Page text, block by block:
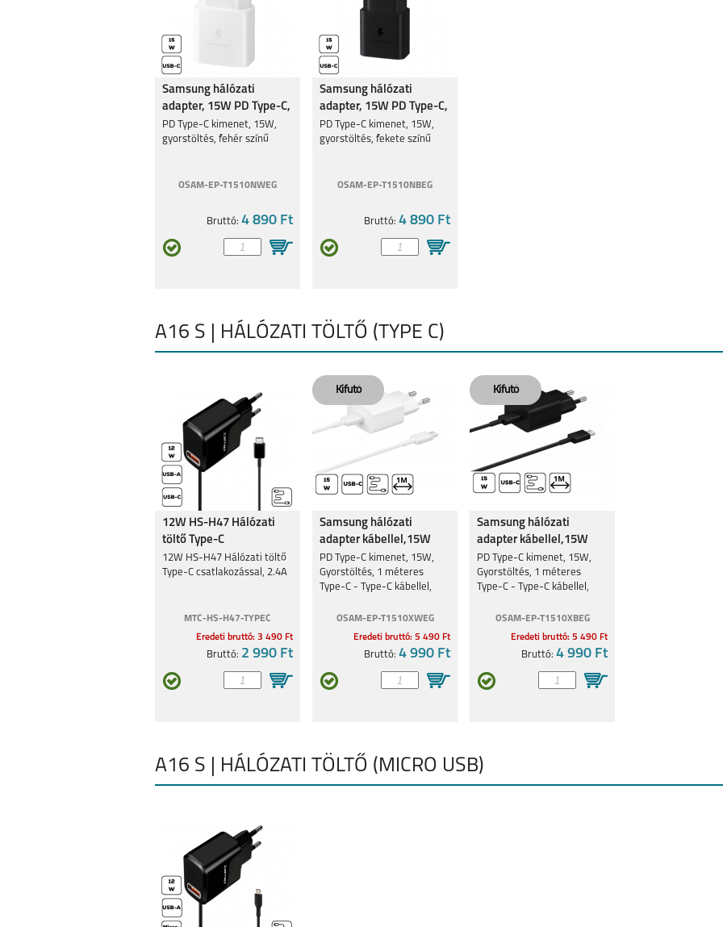
Samsung hálózati
adapter, 15W PD Type-C,
Fehér
PD Type-C kimenet, 15W,
gyorstöltés, fehér színű
OSAM-EP-T1510NWEG
Bruttó: 4 890 Ft
Samsung hálózati
adapter, 15W PD Type-C,
Fekete
PD Type-C kimenet, 15W,
gyorstöltés, fekete színű
OSAM-EP-T1510NBEG
Bruttó: 4 890 Ft
A16 S | HÁLÓZATI TÖLTŐ (TYPE C)
12W HS-H47 Hálózati
töltő Type-C
csatlakozó,2.4A
12W HS-H47 Hálózati töltő
Type-C csatlakozással, 2.4A
MTC-HS-H47-TYPEC
Eredeti bruttó: 3 490 Ft
Bruttó: 2 990 Ft
Samsung hálózati
adapter kábellel,15W
PD Type-C kimenet, 15W,
Gyorstöltés, 1 méteres
Type-C - Type-C kábellel,
OSAM-EP-T1510XWEG
Eredeti bruttó: 5 490 Ft
Bruttó: 4 990 Ft
Samsung hálózati
adapter kábellel,15W
Fekete
PD Type-C kimenet, 15W,
Gyorstöltés, 1 méteres
Type-C - Type-C kábellel,
OSAM-EP-T1510XBEG
Eredeti bruttó: 5 490 Ft
Bruttó: 4 990 Ft
A16 S | HÁLÓZATI TÖLTŐ (MICRO USB)